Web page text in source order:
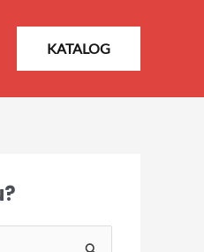
KATALOG